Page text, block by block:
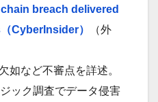
breach delivered
CyberInsider）
（外
如など不審点を詳述。
ック調査でデータ侵害